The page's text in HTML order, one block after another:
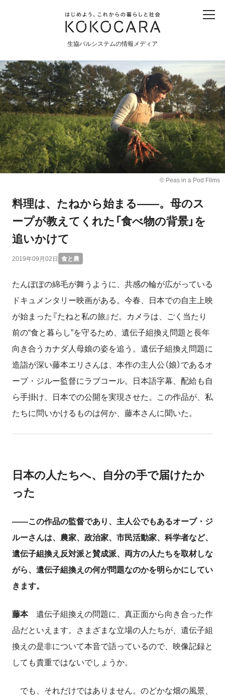
生協パルシステムの情報メディア
産直 食育 食べる 震災
食と農
暮らしと社会
環境と平和
生協の宅配パルシステム
© Peas in a Pod Films
料理は、たねから始まる――。母のス
ープが教えてくれた「食べ物の背景」を
追いかけて
2019年09月02日 食と農
たんぽぽの綿毛が舞うように、共感の輪が広がっている
ドキュメンタリー映画がある。今春、日本での自主上映
が始まった『たねと私の旅』だ。カメラは、ごく当たり
前の“食と暮らし”を守るため、遺伝子組換え問題と長年
向き合うカナダ人母娘の姿を追う。遺伝子組換え問題に
造詣が深い藤本エリさんは、本作の主人公（娘）であるオ
ーブ・ジルー監督にラブコール。日本語字幕、配給も自
ら手掛け、日本での公開を実現させた。この作品が、私
たちに問いかけるものは何か、藤本さんに聞いた。
日本の人たちへ、自分の手で届けたか
った
――この作品の監督であり、主人公でもあるオーブ・ジ
ルーさんは、農家、政治家、市民活動家、科学者など、
遺伝子組換え反対派と賛成派、両方の人たちを取材しな
がら、遺伝子組換えの何が問題なのかを明らかにしてい
きます。
藤本遺伝子組換えの問題に、真正面から向き合った作
品だといえます。さまざまな立場の人たちが、遺伝子組
換えの是非について本音で語っているので、映像記録と
しても貴重ではないでしょうか。
でも、それだけではありません。のどかな畑の風景、